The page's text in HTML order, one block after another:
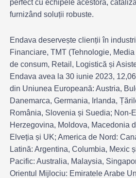
perfect cu echipele acestora,
furnizând soluții robuste.
Endava deservește clienții în
Financiare, TMT (Tehnologie,
de consum, Retail, Logistică și
Endava avea la 30 iunie 2023,
din Uniunea Europeană: Austria,
Danemarca, Germania, Irlanda,
România, Slovenia și Suedia; Non-
Herzegovina, Moldova, Macedonia
Elveția și UK; America de Nord:
Latină: Argentina, Columbia, Mexic
Pacific: Australia, Malaysia,
Orientul Mijlociu: Emiratele Arabe